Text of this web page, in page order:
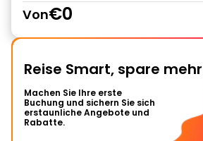
Von€0
Reise Smart, spare mehr
Machen Sie Ihre erste
Buchung und sichern Sie sich
erstaunliche Angebote und
Rabatte.